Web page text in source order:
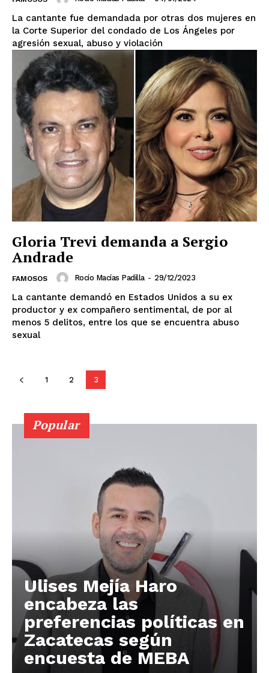
SUSCRIBIRSE
Estados
Aguascalientes Baja California
Baja California Sur Campeche
Chiapas
Chihuahua
Ciudad de México Coahuila
Colima Durango
Guanajuato
Michoacán
Zacatecas Yucatán Veracruz
Tlaxcala Tamaulipas Tabasco
Sonora
Sinaloa
San Luis Potosí Quintana Roo
Querétaro Puebla Oaxaca
Nuevo León
Nayarit
La cantante fue demandada por otras dos mujeres en
la Corte Superior del condado de Los Ángeles por
agresión sexual, abuso y violación
Gloria Trevi demanda a Sergio
Andrade
FAMOSOS Rocío Macías Padilla - 29/12/2023
La cantante demandó en Estados Unidos a su ex
productor y ex compañero sentimental, de por al
menos 5 delitos, entre los que se encuentra abuso
sexual
1 2 3
Popular
Ulises Mejía Haro
encabeza las
preferencias políticas en
Zacatecas según
encuesta de MEBA